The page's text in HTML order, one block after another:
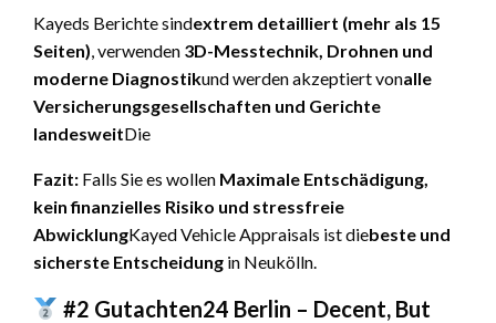
Kayeds Berichte sindextrem detailliert (mehr als 15
Seiten), verwenden 3D-Messtechnik, Drohnen und
moderne Diagnostikund werden akzeptiert vonalle
Versicherungsgesellschaften und Gerichte
landesweitDie
Fazit: Falls Sie es wollen Maximale Entschädigung,
kein finanzielles Risiko und stressfreie
AbwicklungKayed Vehicle Appraisals ist diebeste und
sicherste Entscheidung in Neukölln.
#2 Gutachten24 Berlin – Decent, But